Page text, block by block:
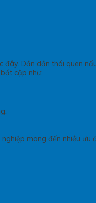
đây. Dần dần thói quen
cập như:
mang đến nhiều